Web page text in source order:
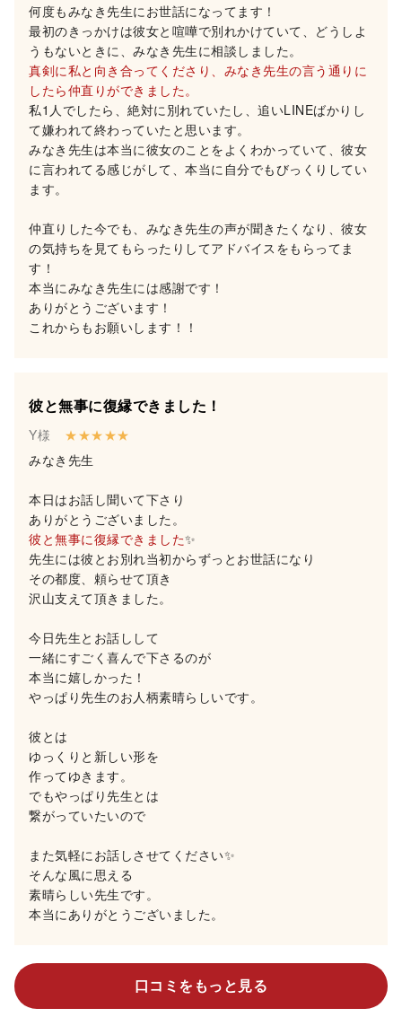
何度もみなき先生にお世話になってます！
最初のきっかけは彼女と喧嘩で別れかけていて、どうしよ
うもないときに、みなき先生に相談しました。
真剣に私と向き合ってくださり、みなき先生の言う通りに
したら仲直りができました。
私1人でしたら、絶対に別れていたし、追いLINEばかりし
て嫌われて終わっていたと思います。
みなき先生は本当に彼女のことをよくわかっていて、彼女
に言われてる感じがして、本当に自分でもびっくりしてい
ます。
仲直りした今でも、みなき先生の声が聞きたくなり、彼女
の気持ちを見てもらったりしてアドバイスをもらってま
す！
本当にみなき先生には感謝です！
ありがとうございます！
これからもお願いします！！
彼と無事に復縁できました！
Y様
★★★★★
みなき先生
本日はお話し聞いて下さり
ありがとうございました。
彼と無事に復縁できました✨
先生には彼とお別れ当初からずっとお世話になり
その都度、頼らせて頂き
沢山支えて頂きました。
今日先生とお話しして
一緒にすごく喜んで下さるのが
本当に嬉しかった！
やっぱり先生のお人柄素晴らしいです。
彼とは
ゆっくりと新しい形を
作ってゆきます。
でもやっぱり先生とは
繋がっていたいので
また気軽にお話しさせてください✨
そんな風に思える
素晴らしい先生です。
本当にありがとうございました。
口コミをもっと見る